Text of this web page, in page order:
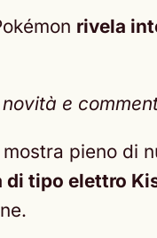
rivela
e
pieno
di tipo elettro